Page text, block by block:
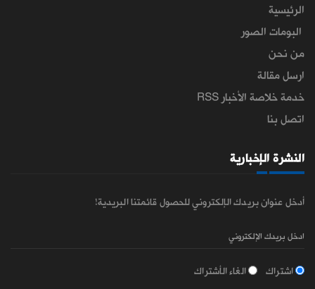
الرئيسية
البومات الصور
من نحن
ارسل مقالة
خدمة خلاصة الأخبار RSS
اتصل بنا
النشرة الإخبارية
أدخل عنوان بريدك الإلكتروني للحصول قائمتنا البريدية!
اشتراك الغاء الأشتراك